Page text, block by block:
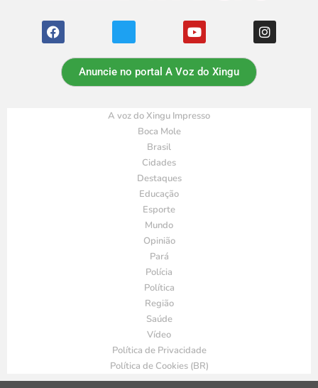
Anuncie no portal A Voz do Xingu
A voz do Xingu Impresso
Boca Mole
Brasil
Cidades
Destaques
Educação
Esporte
Mundo
Opinião
Pará
Polícia
Política
Região
Saúde
Vídeo
Política de Privacidade
Política de Cookies (BR)